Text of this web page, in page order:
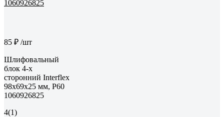
85 ₽ /шт
Шлифовальный
блок 4-х
сторонний Interflex
98х69х25 мм, Р60
1060926825
4(1)